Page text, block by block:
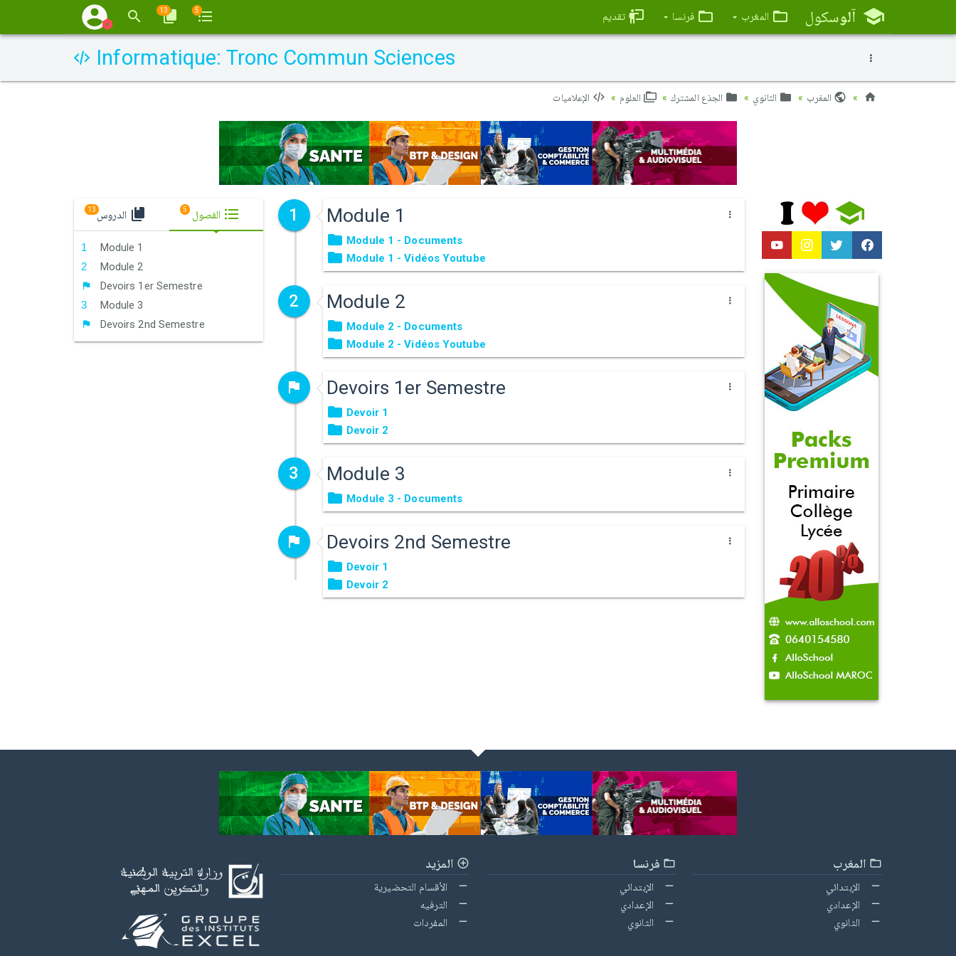
آلوسكول المغرب فرنسا تقديم 5
13
Informatique: Tronc Commun Sciences
المغرب الثانوي الجذع المشترك العلوم الإعلاميات
1 Module 1
Module 1 - Documents
Module 1 - Vidéos Youtube
2 Module 2
Module 2 - Documents
Module 2 - Vidéos Youtube
Devoirs 1er Semestre
Devoir 1
Devoir 2
3 Module 3
Module 3 - Documents
Devoirs 2nd Semestre
Devoir 1
Devoir 2
الفصول 5 الدروس13
Module 1
Module 2
Devoirs 1er Semestre
Module 3
Devoirs 2nd Semestre
المغرب
الإبتدائي
الإعدادي
الثانوي
فرنسا
الإبتدائي
الإعدادي
الثانوي
المزيد
الأقسام التحضيرية
الترفيه
المفردات